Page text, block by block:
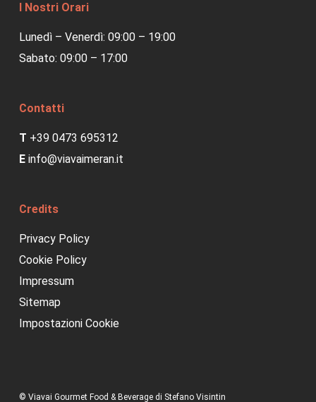
I Nostri Orari
Lunedì – Venerdì: 09:00 – 19:00
Sabato: 09:00 – 17:00
Contatti
T +39 0473 695312
E info@viavaimeran.it
Credits
Privacy Policy
Cookie Policy
Impressum
Sitemap
Impostazioni Cookie
© Viavai Gourmet Food & Beverage di Stefano Visintin